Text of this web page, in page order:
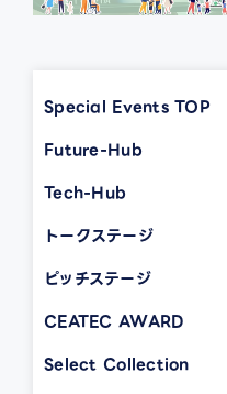
Special Events TOP
Future-Hub
Tech-Hub
トークステージ
ピッチステージ
CEATEC AWARD
Select Collection